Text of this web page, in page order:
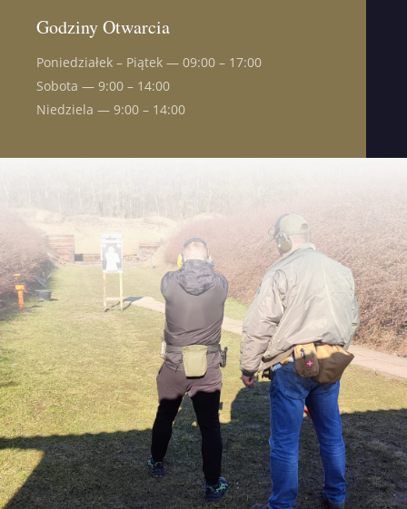
Godziny Otwarcia
Poniedziałek – Piątek — 09:00 – 17:00
Sobota — 9:00 – 14:00
Niedziela — 9:00 – 14:00